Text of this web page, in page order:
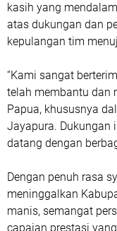
kasih yang
atas dukungan dan
kepulangan tim
“Kami sangat
telah membantu dan
Papua, khususnya
Jayapura. Dukungan
datang dengan
Dengan penuh rasa
meninggalkan
manis, semangat
capaian prestasi